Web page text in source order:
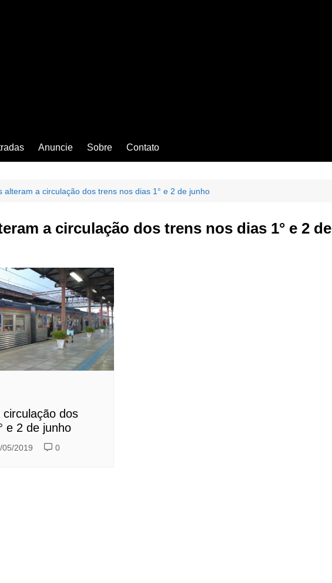
Anuncie Sobre Contato
alteram a circulação dos trens nos dias 1° e 2 de junho
a circulação dos trens nos dias 1° e 2 de
dos
e 2 de junho
05/2019 0